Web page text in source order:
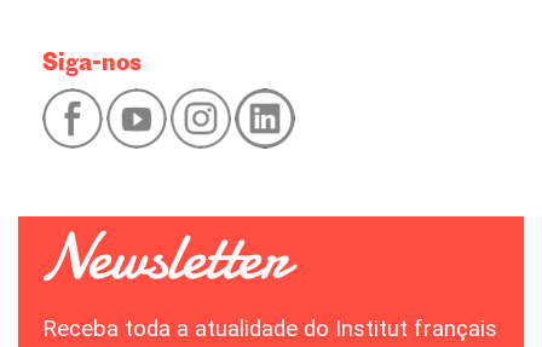
Siga-nos
Receba toda a atualidade do Institut français